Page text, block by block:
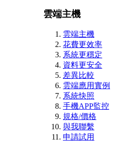
雲端主機
雲端主機
花費更效率
系統更穩定
資料更安全
差異比較
雲端應用實例
系統快照
手機APP監控
規格/價格
與我聯繫
申請試用